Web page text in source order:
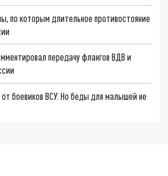
по которым длительное противостояние
передачу флангов ВДВ и
боевиков ВСУ. Но беды для малышей не